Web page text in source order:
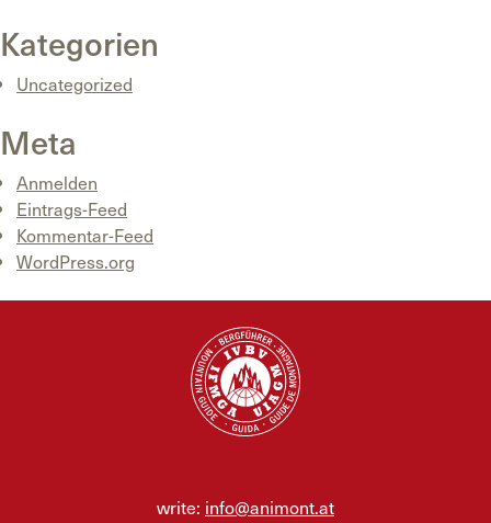
Kategorien
Uncategorized
Meta
Anmelden
Eintrags-Feed
Kommentar-Feed
WordPress.org
write: info@animont.at